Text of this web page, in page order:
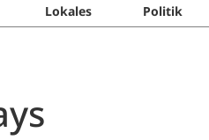
Lokales Politik